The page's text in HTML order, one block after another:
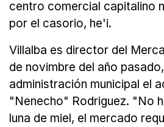
centro comercial capitalino
por el casorio, he'i.
Villalba es director del
de novimbre del año
administración municipal el
"Nenecho" Rodriguez. "No
luna de miel, el mercado